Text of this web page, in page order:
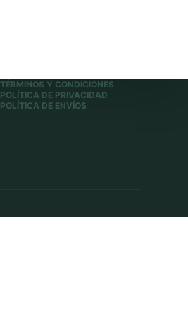
TÉRMINOS Y CONDICIONES
POLÍTICA DE PRIVACIDAD
POLÍTICA DE ENVÍOS